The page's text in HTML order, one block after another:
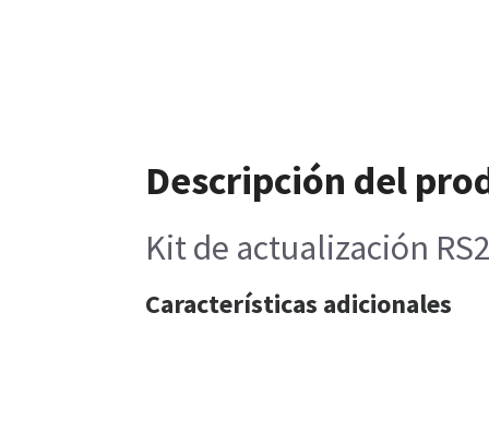
Descripción del
Kit de actualización
Características adicionales